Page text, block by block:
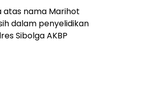
atas nama Marihot
dalam penyelidikan
Sibolga AKBP